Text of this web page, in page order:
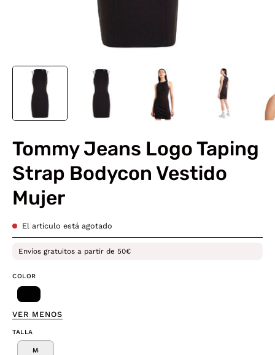
Tommy Jeans Logo Taping
Strap Bodycon Vestido
Mujer
El artículo está agotado
Envíos gratuitos a partir de 50€
COLOR
VER MENOS
TALLA
M